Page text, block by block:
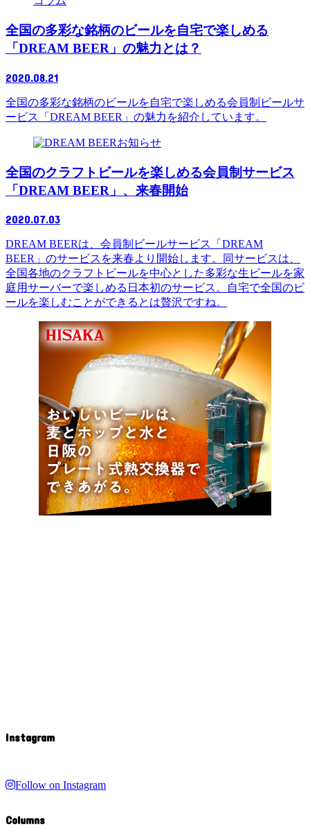
全国の多彩な銘柄のビールを自宅で楽しめる
「DREAM BEER」の魅力とは？
2020.08.21
全国の多彩な銘柄のビールを自宅で楽しめる会員制ビールサ
ービス「DREAM BEER」の魅力を紹介しています。
お知らせ
全国のクラフトビールを楽しめる会員制サービス
「DREAM BEER」、来春開始
2020.07.03
DREAM BEERは、会員制ビールサービス「DREAM
BEER」のサービスを来春より開始します。同サービスは、
全国各地のクラフトビールを中心とした多彩な生ビールを家
庭用サーバーで楽しめる日本初のサービス。自宅で全国のビ
ールを楽しむことができるとは贅沢ですね。
Instagram
Follow on Instagram
Columns